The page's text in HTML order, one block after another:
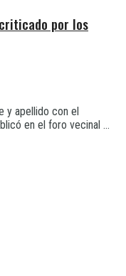
por los
y apellido con el
en el foro vecinal ...